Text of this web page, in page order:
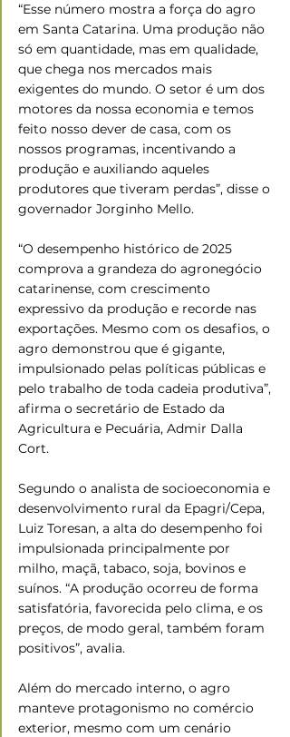
“Esse número mostra a força do agro
em Santa Catarina. Uma produção não
só em quantidade, mas em qualidade,
que chega nos mercados mais
exigentes do mundo. O setor é um dos
motores da nossa economia e temos
feito nosso dever de casa, com os
nossos programas, incentivando a
produção e auxiliando aqueles
produtores que tiveram perdas”, disse o
governador Jorginho Mello.
“O desempenho histórico de 2025
comprova a grandeza do agronegócio
catarinense, com crescimento
expressivo da produção e recorde nas
exportações. Mesmo com os desafios, o
agro demonstrou que é gigante,
impulsionado pelas políticas públicas e
pelo trabalho de toda cadeia produtiva”,
afirma o secretário de Estado da
Agricultura e Pecuária, Admir Dalla
Cort.
Segundo o analista de socioeconomia e
desenvolvimento rural da Epagri/Cepa,
Luiz Toresan, a alta do desempenho foi
impulsionada principalmente por
milho, maçã, tabaco, soja, bovinos e
suínos. “A produção ocorreu de forma
satisfatória, favorecida pelo clima, e os
preços, de modo geral, também foram
positivos”, avalia.
Além do mercado interno, o agro
manteve protagonismo no comércio
exterior, mesmo com um cenário